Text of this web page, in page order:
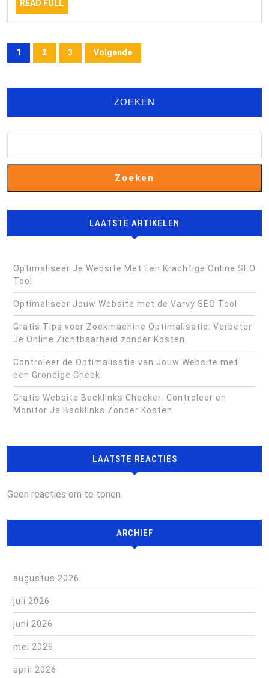
READ FULL
FULL
Berichten
paginering
1 2 3 Volgende
ZOEKEN
Zoeken
LAATSTE ARTIKELEN
Optimaliseer Je Website Met Een Krachtige Online SEO
Tool
Optimaliseer Jouw Website met de Varvy SEO Tool
Gratis Tips voor Zoekmachine Optimalisatie: Verbeter
Je Online Zichtbaarheid zonder Kosten
Controleer de Optimalisatie van Jouw Website met
een Grondige Check
Gratis Website Backlinks Checker: Controleer en
Monitor Je Backlinks Zonder Kosten
LAATSTE REACTIES
Geen reacties om te tonen.
ARCHIEF
augustus 2026
juli 2026
juni 2026
mei 2026
april 2026